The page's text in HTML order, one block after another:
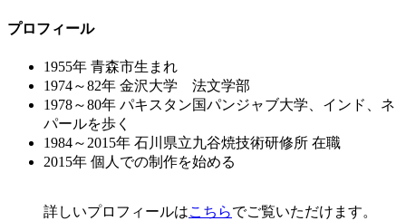
プロフィール
1955年 青森市生まれ
1974～82年 金沢大学 法文学部
1978～80年 パキスタン国パンジャブ大学、インド、ネ
パールを歩く
1984～2015年 石川県立九谷焼技術研修所 在職
2015年 個人での制作を始める
詳しいプロフィールはこちらでご覧いただけます。